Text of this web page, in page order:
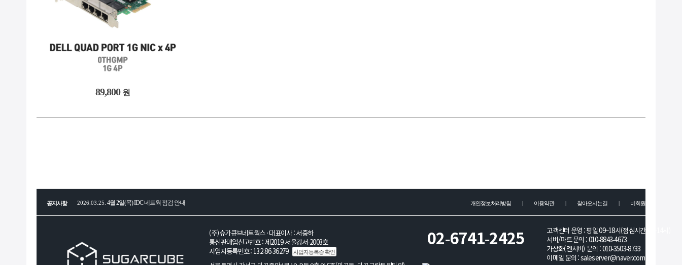
89,800 원
공지사항 2026.03.25. 4월 2일(목) IDC 네트웍 점검 안내
전세계 CPU, RAM, SSD, HDD, GPU 부품 공급 불안정 안내 참고
2026.01.08. 2026년 병오년(丙午年) 새해 복 많이 받으세요!
개인정보처리방침 | 이용약관 | 찾아오시는길 | 비회원문의
(주)슈가큐브네트웍스 · 대표이사 : 서중하
통신판매업신고번호 : 제2019-서울강서-2003호
사업자등록번호 : 132-86-36279
사업자등록증 확인
02-6741-2425
고객센터 운영 : 평일 09~18시(점심시간 13~14시)
서버/파트 문의 : 010-8843-4673
가상화(젠서버) 문의 : 010-3503-8733
이메일 문의 :saleserver@naver.com